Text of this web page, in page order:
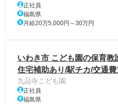
正社員
福島県
月給20万5,000円～30万円
いわき市 こども園の保育教
住宅補助あり/駅チカ/交通
九品寺こども園
正社員
福島県